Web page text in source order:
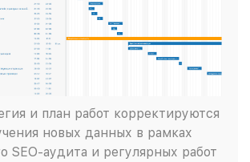
и план работ корректируются
новых данных в рамках
SEO-аудита и регулярных работ